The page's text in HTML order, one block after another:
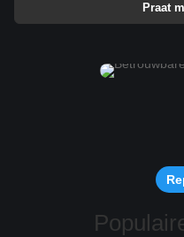
Praat